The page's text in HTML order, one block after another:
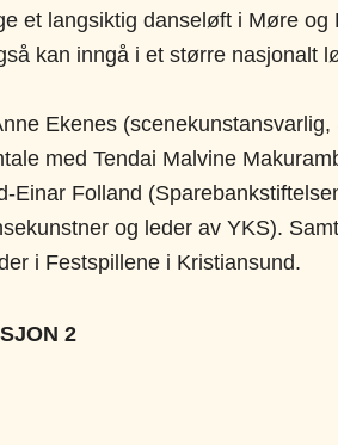
et langsiktig danseløft i Møre og
kan inngå i et større nasjonalt
Ekenes
med Tendai Malvine
Einar Folland
og leder av YKS).
i Festspillene i Kristiansund.
2